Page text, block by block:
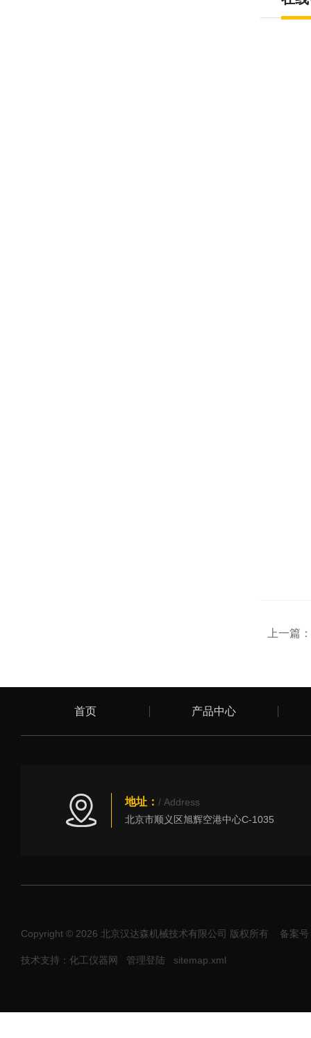
上一篇：
首页 产品中心
地址： / Address
北京市顺义区旭辉空港中心C-1035
Copyright © 2026 北京汉达森机械技术有限公司 版权所有 备案
技术支持：化工仪器网 管理登陆 sitemap.xml